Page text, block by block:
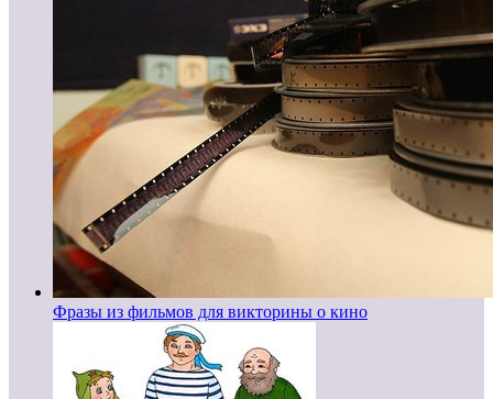
Фразы из фильмов для викторины о кино